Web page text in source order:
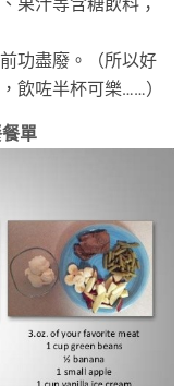
功盡廢。（所以好
飲咗半杯可樂……）
單